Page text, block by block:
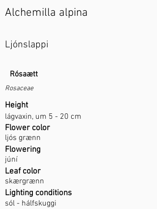
Alchemilla alpina
Ljónslappi
Rósaætt
Rosaceae
Height
lágvaxin, um 5 - 20 cm
Flower color
ljós grænn
Flowering
júní
Leaf color
skærgrænn
Lighting conditions
sól - hálfskuggi